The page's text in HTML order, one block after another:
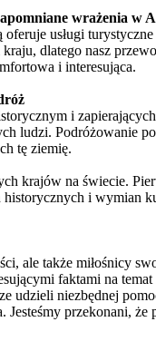
wrażenia w
oferuje usługi
dlatego nasz
i interesująca.
i
ludzi. Podróżowanie
tę ziemię.
krajów na świecie.
i wymian
ale także miłośnicy
faktami na
udzieli niezbędnej
Jesteśmy przekonani,